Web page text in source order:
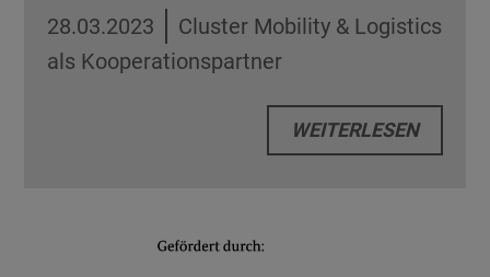
28.03.2023
Cluster Mobility & Logistics
als Kooperationspartner
WEITERLESEN